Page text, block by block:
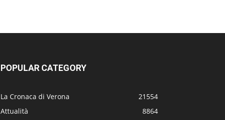
POPULAR CATEGORY
La Cronaca di Verona
21554
Attualità
8864